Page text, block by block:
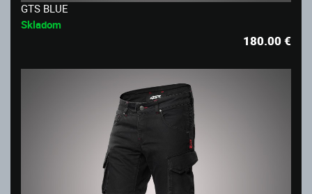
GTS BLUE
Skladom
180.00€